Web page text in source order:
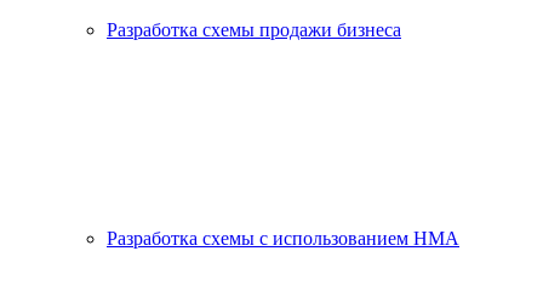
Разработка схемы продажи бизнеса
Разработка схемы с использованием HMA